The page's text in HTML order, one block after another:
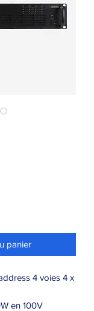
panier
4 voies 4 x
en 100V